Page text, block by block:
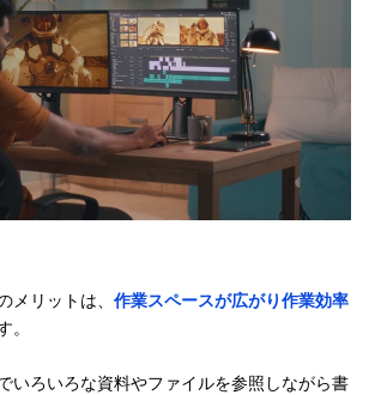
メリットは、 作業スペースが広がり作業効率
。
いろいろな資料やファイルを参照しながら書